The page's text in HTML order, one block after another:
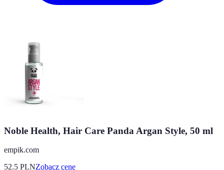
Noble Health, Hair Care Panda Argan Style, 50 ml
empik.com
52.5 PLNZobacz cenę